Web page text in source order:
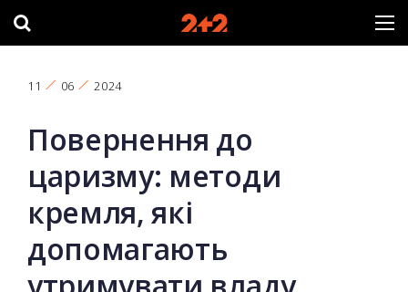
11 06 2024
Повернення до
царизму: методи
кремля, які
допомагають